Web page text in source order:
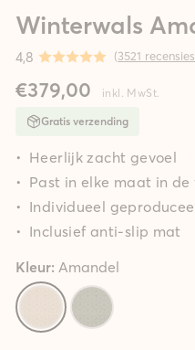
Winterwals
4,8 (3521 recensies
€379,00 inkl. MwSt.
Gratis verzending
Heerlijk zacht gevoel
Past in elke maat in de
Individueel
Inclusief anti-slip mat
Kleur: Amandel